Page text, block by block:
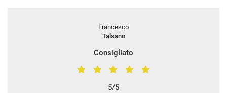
Francesco
Talsano
Consigliato
5/5